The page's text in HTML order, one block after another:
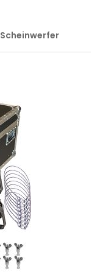
Scheinwerfer